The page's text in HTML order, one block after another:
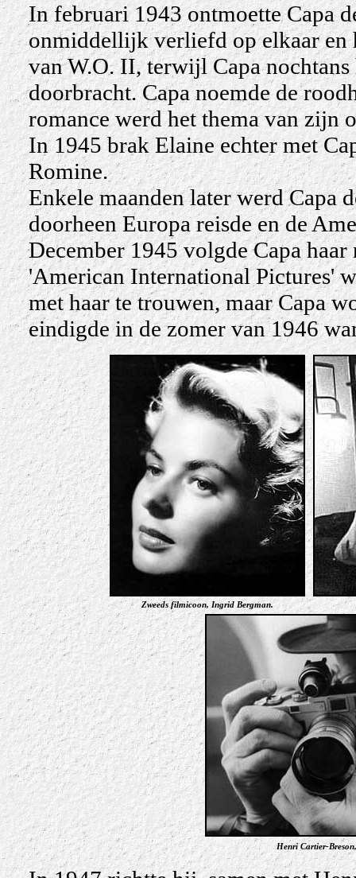
In februari 1943 ontmoette Capa
onmiddellijk verliefd op elkaar en
van W.O. II, terwijl Capa
doorbracht. Capa noemde de
romance werd het thema van zijn
In 1945 brak Elaine echter met
Romine.
Enkele maanden later werd Capa
doorheen Europa reisde en de
December 1945 volgde Capa
'American International Pictures'
met haar te trouwen, maar Capa
eindigde in de zomer van 1946
Zweeds filmicoon, Ingrid Bergman.
Henri Cartier-